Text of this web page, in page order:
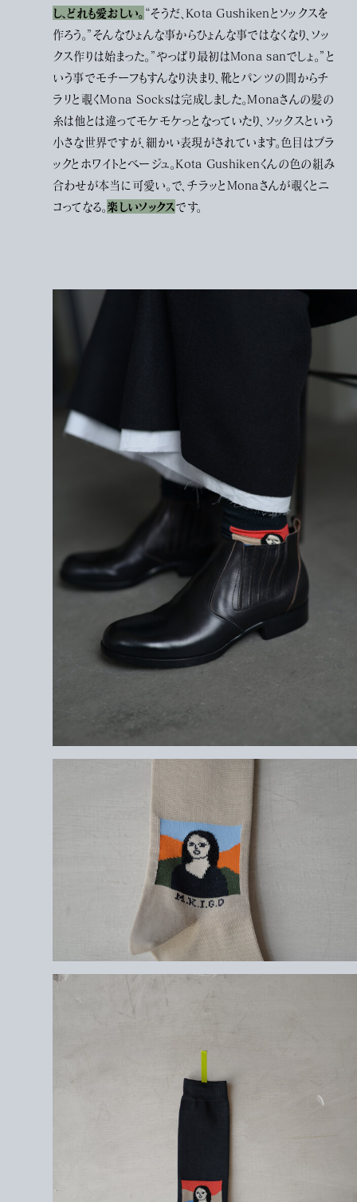
し、どれも愛おしい。 “そうだ、Kota Gushikenとソックスを
作ろう。”そんなひょんな事からひょんな事ではなくなり、ソッ
クス作りは始まった。”やっぱり最初はMona sanでしょ。”と
いう事でモチーフもすんなり決まり、靴とパンツの間からチ
ラリと覗くMona Socksは完成しました。Monaさんの髪の
糸は他とは違ってモケモケっとなっていたり、ソックスという
小さな世界ですが、細かい表現がされています。色目はブラ
ックとホワイトとベージュ。Kota Gushikenくんの色の組み
合わせが本当に可愛い。で、チラッとMonaさんが覗くとニ
コってなる。楽しいソックスです。